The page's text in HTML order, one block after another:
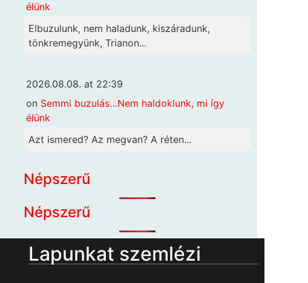
élünk
Elbuzulunk, nem haladunk, kiszáradunk,
tönkremegyünk, Trianon...
2026.08.08. at 22:39
on Semmi buzulás…Nem haldoklunk, mi így
élünk
Azt ismered? Az megvan? A réten...
Népszerű
Népszerű
Lapunkat szemlézi